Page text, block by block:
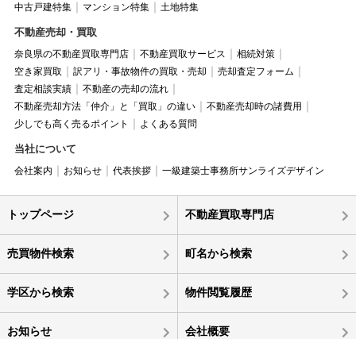
中古戸建特集
マンション特集 土地特集
不動産売却・買取
奈良県の不動産買取専門店 不動産買取サービス
相続対策
空き家買取
訳アリ・事故物件の買取・売却
売却査定フォーム
査定相談実績
不動産の売却の流れ
不動産売却方法「仲介」と「買取」の違い
不動産売却時の諸費用
少しでも高く売るポイント
よくある質問
当社について
会社案内 お知らせ 代表挨拶 一級建築士事務所サンライズデザイン
トップページ 不動産買取専門店
売買物件検索 町名から検索
学区から検索 物件閲覧履歴
お知らせ 会社概要